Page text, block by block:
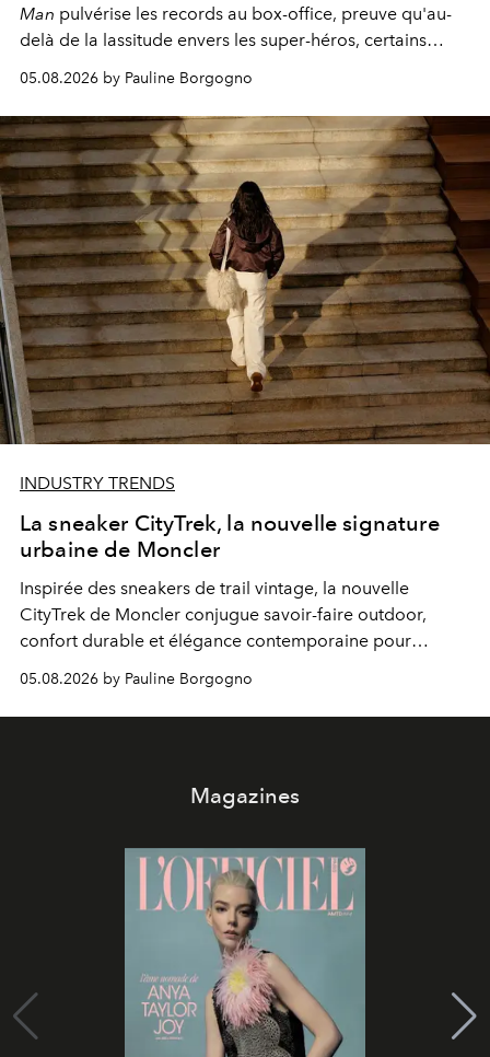
Man pulvérise les records au box-office, preuve qu'au-
delà de la lassitude envers les super-héros, certains
personnages continuent de susciter une ferveur intacte.
05.08.2026 by Pauline Borgogno
INDUSTRY TRENDS
La sneaker CityTrek, la nouvelle signature
urbaine de Moncler
Inspirée des sneakers de trail vintage, la nouvelle
CityTrek de Moncler conjugue savoir-faire outdoor,
confort durable et élégance contemporaine pour
accompagner les explorations du quotidien.
05.08.2026 by Pauline Borgogno
Magazines